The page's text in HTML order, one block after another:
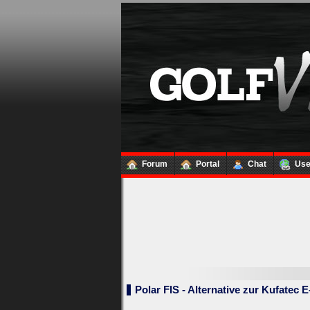
Forum Portal Chat
und
Polar FIS - Alternative zur Kufatec